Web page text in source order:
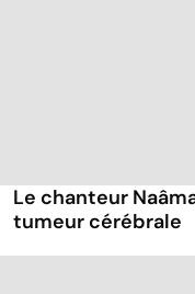
Le chanteur
tumeur cérébrale